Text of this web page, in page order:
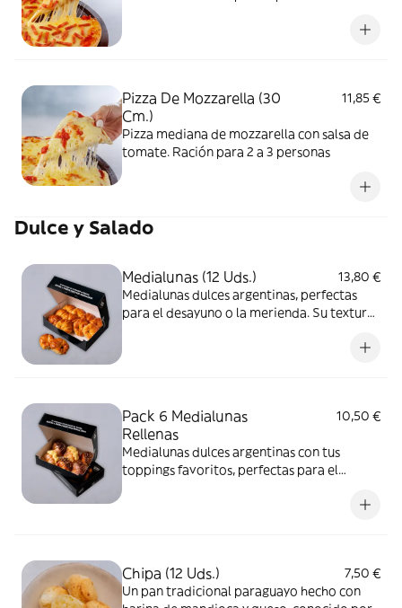
Pizza De Mozzarella (30
Cm.)
11,85 €
Pizza mediana de mozzarella con salsa de
tomate. Ración para 2 a 3 personas
Dulce y Salado
Medialunas (12 Uds.)
13,80 €
Medialunas dulces argentinas, perfectas
para el desayuno o la merienda. Su textura
Pack 6 Medialunas
Rellenas
10,50 €
Medialunas dulces argentinas con tus
toppings favoritos, perfectas para el
Chipa (12 Uds.)
7,50 €
Un pan tradicional paraguayo hecho con